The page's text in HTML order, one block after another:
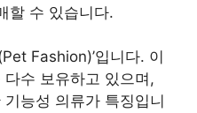
할 수 있습니다.
Fashion)’입니다. 이
수 보유하고 있으며,
능성 의류가 특징입니